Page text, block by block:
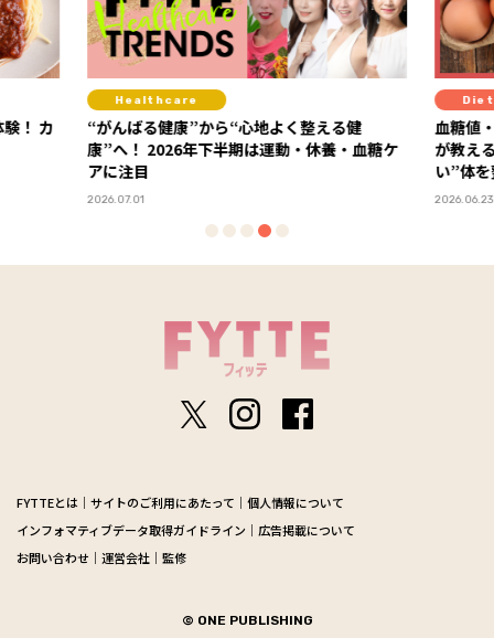
！ カ
Healthcare
“がんばる健康”から“心地よく整える健
康”へ！ 2026年下半期は運動・休養・血糖ケ
アに注目
2026.07.01
Diet
血糖値
が教え
い”体を
2026.06.23
FYTTEとは サイトのご利用にあたって
個人情報について
インフォマティブデータ取得ガイドライン
広告掲載について
お問い合わせ
運営会社 監修
© ONE PUBLISHING